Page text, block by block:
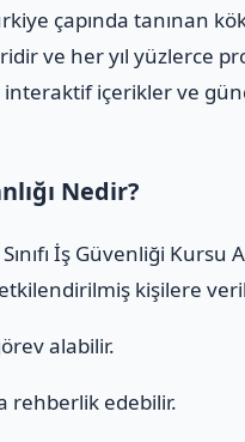
çapında tanınan
ve her yıl yüzlerce
içerikler ve
Nedir?
İş Güvenliği Kursu
kişilere
alabilir.
rehberlik edebilir.